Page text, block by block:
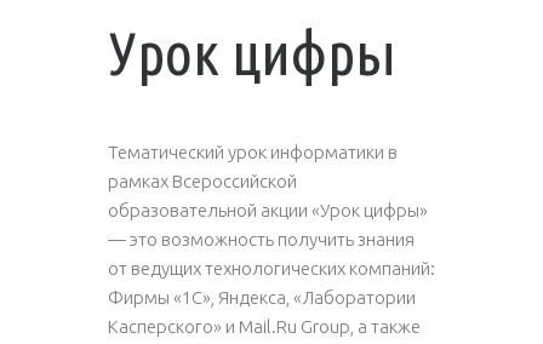
Урок цифры
Тематический урок информатики в
рамках Всероссийской
образовательной акции «Урок цифры»
— это возможность получить знания
от ведущих технологических компаний:
Фирмы «1С», Яндекса, «Лаборатории
Касперского» и Mail.Ru Group, а также